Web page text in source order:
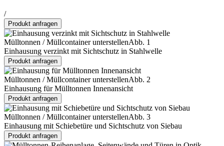
/
Produkt anfragen
Mülltonnen / Müllcontainer unterstellenAbb. 1
Einhausung verzinkt mit Sichtschutz in Stahlwelle
Produkt anfragen
Mülltonnen / Müllcontainer unterstellenAbb. 2
Einhausung für Mülltonnen Innenansicht
Produkt anfragen
Mülltonnen / Müllcontainer unterstellenAbb. 3
Einhausung mit Schiebetüre und Sichtschutz von Siebau
Produkt anfragen